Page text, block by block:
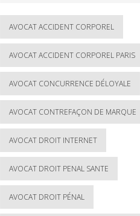
AVOCAT ACCIDENT CORPOREL
AVOCAT ACCIDENT CORPOREL PARIS
AVOCAT CONCURRENCE DÉLOYALE
AVOCAT CONTREFAÇON DE MARQUE
AVOCAT DROIT INTERNET
AVOCAT DROIT PENAL SANTE
AVOCAT DROIT PÉNAL